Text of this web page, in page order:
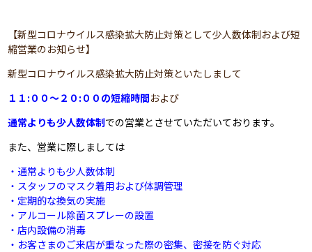
【新型コロナウイルス感染拡大防止対策として少人数体制および短
縮営業のお知らせ】
新型コロナウイルス感染拡大防止対策といたしまして
１１:００～２０:００ の短縮時間および
通常よりも少人数体制での営業とさせていただいております。
また、営業に際しましては
・通常よりも少人数体制
・スタッフのマスク着用および体調管理
・定期的な換気の実施
・アルコール除菌スプレーの設置
・店内設備の消毒
・お客さまのご来店が重なった際の密集、密接を防ぐ対応